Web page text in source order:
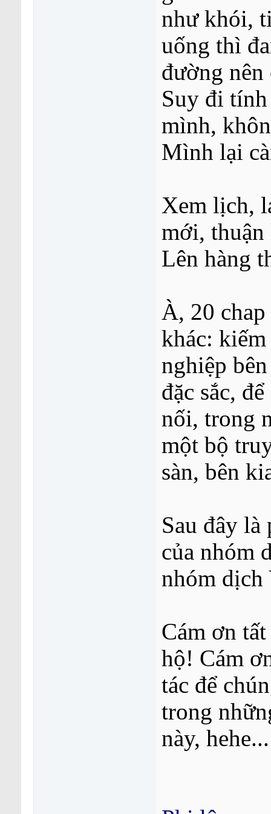
Võ Thánh Môn Tác giả: Long...06-09-2015,
Võ Thánh Môn Tác giả: Long...08-09-2015,
Võ Thánh Môn Tác giả: Long... 08-09-2015,
Võ Thánh Môn Tác giả: Long...12-09-
Võ Thánh Môn Tác giả: Long...13-09-
More replies below current depth...
Võ Thánh Môn Tác giả: Long...08-09-2015,
Võ Thánh Môn Tác giả: Long...
Võ Thánh Môn Tác giả: Long... 13-09-2015,
Võ Thánh Môn Tác giả: Long... 15-09-2015,
Võ Thánh Môn Tác giả: Long... 21-09-2015,
11:13
Võ Thánh Môn Tác giả: Long... 28-09-2015,
03:12 PM
Võ Thánh Môn Tác giả: Long...28-09-2015, 03:30 PM
Võ Thánh Môn Tác giả: Long...28-09-2015, 03:40 PM
01-10-2015,
09:23
Võ Thánh Môn Tác giả: Long... 01-10-2015,
09:23 AM
Võ Thánh Môn Tác giả: Long...
10:22 AM
Võ Thánh Môn Tác giả: Long... 01-10-2015, 10:43 AM
Võ Thánh Môn Tác giả: Long... 01-10-2015,11:32
Võ Thánh Môn Tác giả: Long...01-10-2015,11:33
Võ Thánh Môn Tác giả: Long...05-10-2015,11:32
Võ Thánh Môn Tác giả: Long...05-10-2015,
Võ Thánh Môn Tác giả: Long... 01-10-2015,11:29 AM
Võ Thánh Môn Tác giả: Long...
11:02 PM
Võ Thánh Môn Tác giả: Long... 09-10-2015,10:58 PM
09-10-2015,
10:57 PM
Võ Thánh Môn Tác giả: Long...12-10-2015,03:26 PM
Võ Thánh Môn Tác giả: Long... 13-10-2015,
09:49 AM
Võ Thánh Môn Tác giả: Long... 13-10-2015, 09:48 AM
Võ Thánh Môn Tác giả: Long... 26-10-2015,
10:26 PM
Võ Thánh Môn Tác giả: Long...14-07-2016,
10:26 AM
Võ Thánh Môn Tác giả: Long...14-07-2016,
Võ Thánh Môn Tác giả: Long...26-10-2015,10:25 PM
như khói,
uống thì
đường nên
Suy đi
mình,
Mình lại
Xem lịch,
mới,
Lên hàng
À, 20
khác:
nghiệp
đặc sắc,
nối, trong
một bộ
sàn, bên
Sau đây
của nhóm
nhóm dịch
Cám ơn
hộ! Cám
tác để
trong
này, hehe...